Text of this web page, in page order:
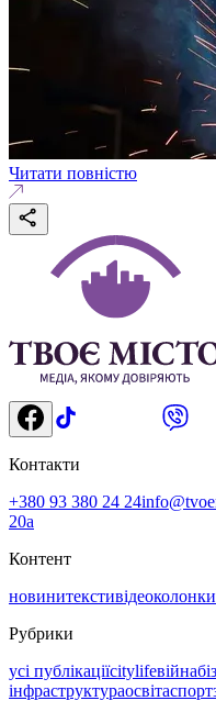
Читати повністю
Контакти
+380 93 380 24 24
20а
Контент
новинитекстивідеоколонки
Рубрики
усі публікаціїcitylifeвійна
інфраструктураосвітаспорт